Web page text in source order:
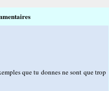
que tu donnes ne sont que trop